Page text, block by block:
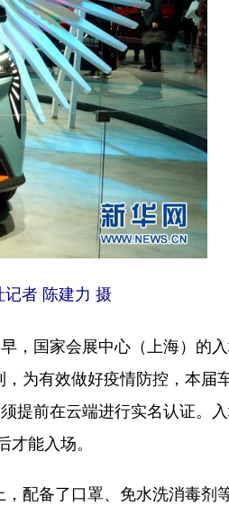
者 陈建力 摄
国家会展中心（上海）的
为有效做好疫情防控，本届
提前在云端进行实名认证。
能入场。
配备了口罩、免水洗消毒剂